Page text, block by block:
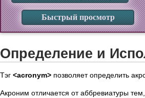
Быстрый просмотр
Определение и
Тэг <acronym> позволяет определить
Акроним отличается от аббревиатуры